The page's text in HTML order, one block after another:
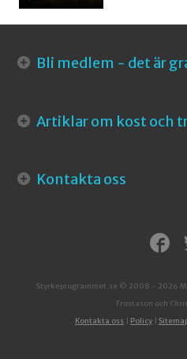
Bli medlem - det är
Artiklar om kost och
Kontakta oss
Styrkeprogrammet.se © 2008 - 2026
Frostason och
Kontakta oss
Policy